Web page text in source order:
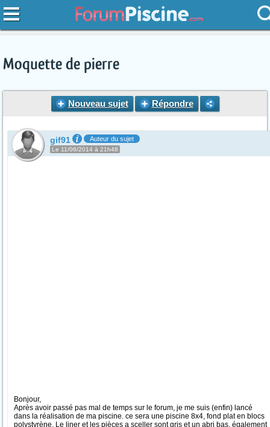
Moquette de pierre
Nouveau sujet Répondre
gif91 Auteur du sujet
Le 11/06/2014 à 21h48
Bonjour,
Après avoir passé pas mal de temps sur le forum, je me suis (enfin) lancé
dans la réalisation de ma piscine. ce sera une piscine 8x4, fond plat en blocs
polystyrène. Le liner et les pièces a sceller sont gris et un abri bas, également